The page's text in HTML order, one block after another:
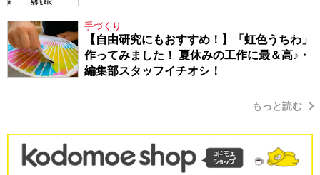
手づくり
【自由研究にもおすすめ！】「虹色うちわ」
作ってみました！ 夏休みの工作に最＆高♪・
編集部スタッフイチオシ！
もっと読む